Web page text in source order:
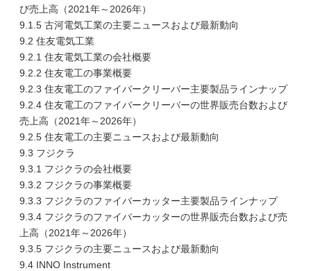
び売上高（2021年～2026年）
9.1.5 古河電気工業の主要ニュースおよび最新動向
9.2 住友電気工業
9.2.1 住友電気工業の会社概要
9.2.2 住友電工の事業概要
9.2.3 住友電工のファイバークリーバー主要製品ラインナップ
9.2.4 住友電工のファイバークリーバーの世界販売台数および
売上高（2021年～2026年）
9.2.5 住友電工の主要ニュースおよび最新動向
9.3 フジクラ
9.3.1 フジクラの会社概要
9.3.2 フジクラの事業概要
9.3.3 フジクラのファイバーカッター主要製品ラインナップ
9.3.4 フジクラのファイバーカッターの世界販売台数および売
上高（2021年～2026年）
9.3.5 フジクラの主要ニュースおよび最新動向
9.4 INNO Instrument